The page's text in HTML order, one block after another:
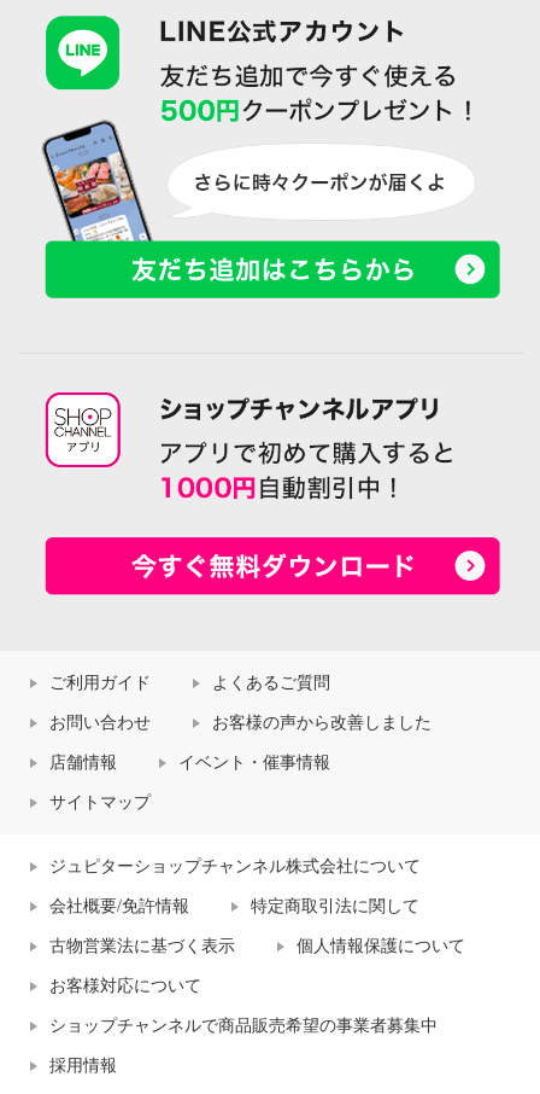
ご利用ガイド よくあるご質問
お問い合わせ お客様の声から改善しました
店舗情報 イベント・催事情報
サイトマップ
ジュピターショップチャンネル株式会社について
会社概要/免許情報 特定商取引法に関して
古物営業法に基づく表示 個人情報保護について
お客様対応について
ショップチャンネルで商品販売希望の事業者募集中
採用情報